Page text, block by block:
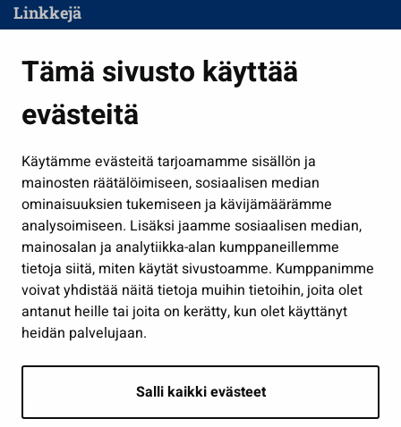
Tämä sivusto käyttää
evästeitä
Käytämme evästeitä tarjoamamme sisällön ja
mainosten räätälöimiseen, sosiaalisen median
ominaisuuksien tukemiseen ja kävijämäärämme
analysoimiseen. Lisäksi jaamme sosiaalisen median,
mainosalan ja analytiikka-alan kumppaneillemme
tietoja siitä, miten käytät sivustoamme. Kumppanimme
voivat yhdistää näitä tietoja muihin tietoihin, joita olet
antanut heille tai joita on kerätty, kun olet käyttänyt
heidän palvelujaan.
Salli kaikki evästeet
Linkkejä
Kasvatus ja opetus
Kulttuuri ja liikunta
Työ ja yrittäminen
Osallistu ja asioi
Näytä omat evästeasetukseni
Seuraa meitä